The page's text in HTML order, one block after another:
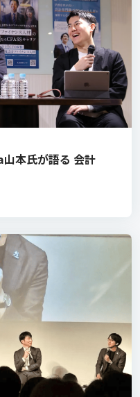
山本氏が語る 会計